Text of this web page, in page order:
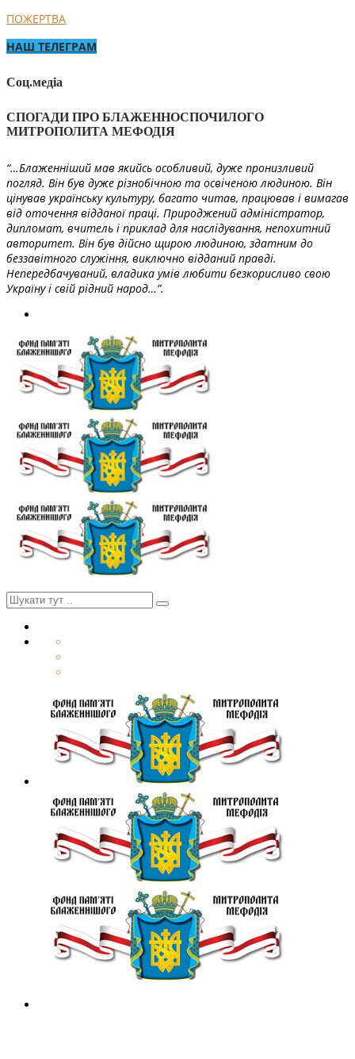
ПОЖЕРТВА
НАШ ТЕЛЕГРАМ
Соц.медіа
СПОГАДИ ПРО БЛАЖЕННОСПОЧИЛОГО
МИТРОПОЛИТА МЕФОДІЯ
“…Блаженніший мав якийсь особливий, дуже пронизливий
погляд. Він був дуже різнобічною та освіченою людиною. Він
цінував українську культуру, багато читав, працював і вимагав
від оточення відданої праці. Природжений адміністратор,
дипломат, вчитель і приклад для наслідування, непохитний
авторитет. Він був дійсно щирою людиною, здатним до
беззавітного служіння, виключно відданий правді.
Непередбачуваний, владика умів любити безкорисливо свою
Україну і свій рідний народ…”.